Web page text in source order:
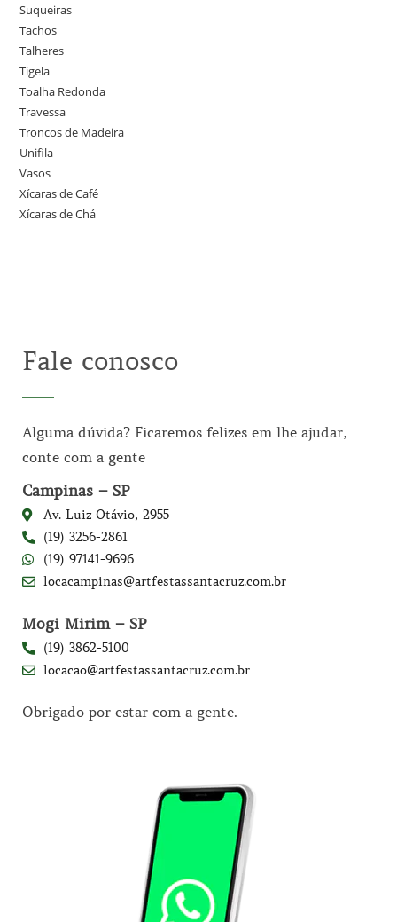
Suqueiras
Tachos
Talheres
Tigela
Toalha Redonda
Travessa
Troncos de Madeira
Unifila
Vasos
Xícaras de Café
Xícaras de Chá
Fale conosco
Alguma dúvida? Ficaremos felizes em lhe ajudar,
conte com a gente
Campinas – SP
Av. Luiz Otávio, 2955
(19) 3256-2861
(19) 97141-9696
locacampinas@artfestassantacruz.com.br
Mogi Mirim – SP
(19) 3862-5100
locacao@artfestassantacruz.com.br
Obrigado por estar com a gente.